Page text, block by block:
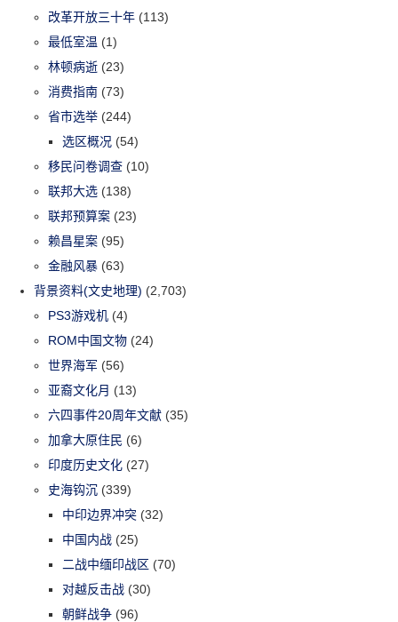
改革开放三十年 (113)
最低室温 (1)
林顿病逝 (23)
消费指南 (73)
省市选举 (244)
选区概况 (54)
移民问卷调查 (10)
联邦大选 (138)
联邦预算案 (23)
赖昌星案 (95)
金融风暴 (63)
背景资料(文史地理) (2,703)
PS3游戏机 (4)
ROM中国文物 (24)
世界海军 (56)
亚裔文化月 (13)
六四事件20周年文献 (35)
加拿大原住民 (6)
印度历史文化 (27)
史海钩沉 (339)
中印边界冲突 (32)
中国内战 (25)
二战中缅印战区 (70)
对越反击战 (30)
朝鲜战争 (96)